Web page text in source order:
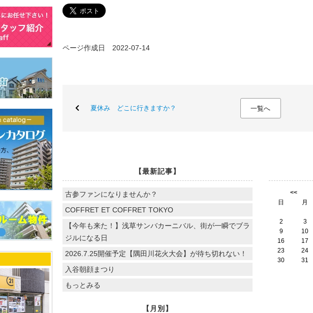
ページ作成日 2022-07-14
夏休み どこに行きますか？ 一覧へ
【最新記事】
古参ファンになりませんか？
COFFRET ET COFFRET TOKYO
【今年も来た！】浅草サンバカーニバル、街が一瞬でブラ
ジルになる日
2026.7.25開催予定【隅田川花火大会】が待ち切れない！
入谷朝顔まつり
もっとみる
<<
日
月
2
3
9
10
16
17
23
24
30
31
【月別】